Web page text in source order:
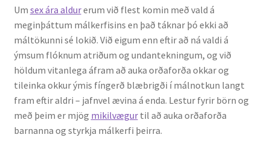
Um sex ára aldurerum við flest komin með vald á
meginþáttum málkerfisins en það táknar þó ekki að
máltökunni sé lokið. Við eigum enn eftir að ná valdi á
ýmsum flóknum atriðum og undantekningum, og við
höldum vitanlega áfram að auka orðaforða okkar og
tileinka okkur ýmis fíngerð blæbrigði í málnotkun langt
fram eftir aldri – jafnvel ævina á enda. Lestur fyrir börn og
með þeim er mjög mikilvægurtil að auka orðaforða
barnanna og styrkja málkerfi þeirra.